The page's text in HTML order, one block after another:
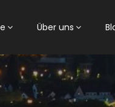
Über uns